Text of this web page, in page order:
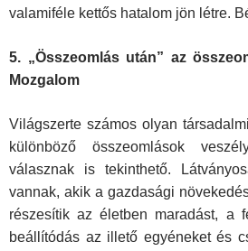
valamiféle kettős hatalom jön létre.
5. „Összeomlás után” az
Mozgalom
Világszerte számos olyan
különböző összeomlások
válasznak is tekinthető.
vannak, akik a gazdasági
részesítik az életben maradást, a
beállítódás az illető egyéneket és